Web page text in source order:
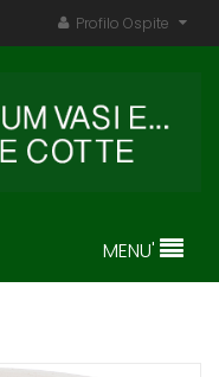
Profilo Ospite
MENU'